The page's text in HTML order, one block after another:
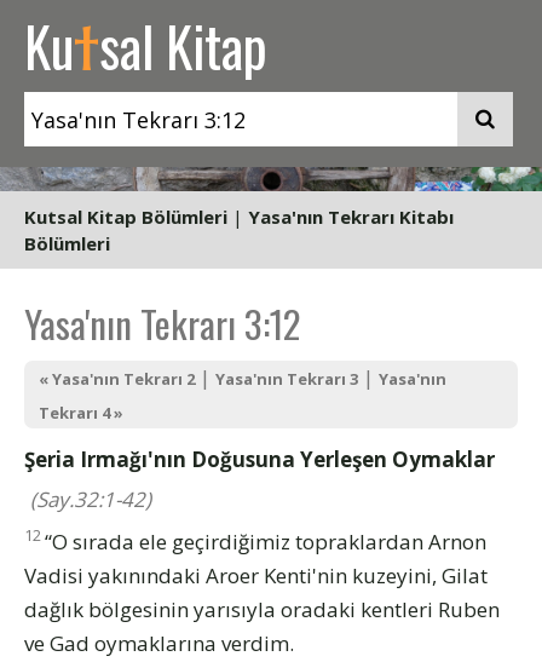
Kutsal Kitap
Kutsal Kitap Bölümleri | Yasa'nın Tekrarı Kitabı
Bölümleri
Yasa'nın Tekrarı 3:12
« Yasa'nın Tekrarı 2| Yasa'nın Tekrarı 3 | Yasa'nın
Tekrarı 4 »
Şeria Irmağı'nın Doğusuna Yerleşen Oymaklar
(Say.32:1-42)
12“O sırada ele geçirdiğimiz topraklardan Arnon
Vadisi yakınındaki Aroer Kenti'nin kuzeyini, Gilat
dağlık bölgesinin yarısıyla oradaki kentleri Ruben
ve Gad oymaklarına verdim.